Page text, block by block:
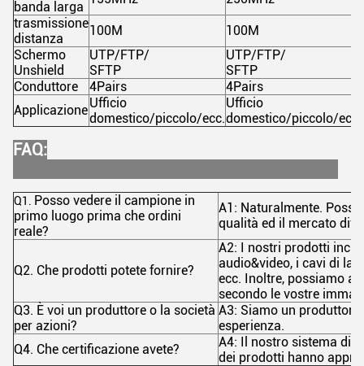
banda larga
trasmissione
distanza
100M 100M
Schermo
Unshield
UTP/FTP/
SFTP
UTP/FTP/
SFTP
Conduttore
4Pairs 4Pairs
ApplicazioneUfficio
domestico/piccolo/ecc.
Ufficio
domestico/piccolo/ecc.
FAQ:
Q1. Posso vedere il campione in
primo luogo prima che ordini
reale?
A1: Naturalmente.
qualità ed il mercato
Q2. Che prodotti potete fornire?
A2: I nostri prodotti
audio&video, i cavi di
ecc. Inoltre, possiamo
secondo le vostre
Q3. È voi un produttore o la società
per azioni?
A3: Siamo un
esperienza.
Q4. Che certificazione avete?
A4: Il nostro sistema di
dei prodotti hanno